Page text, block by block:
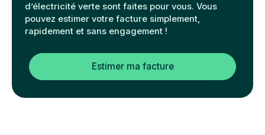
d’électricité verte sont faites pour vous. Vous
pouvez estimer votre facture simplement,
rapidement et sans engagement !
Estimer ma facture